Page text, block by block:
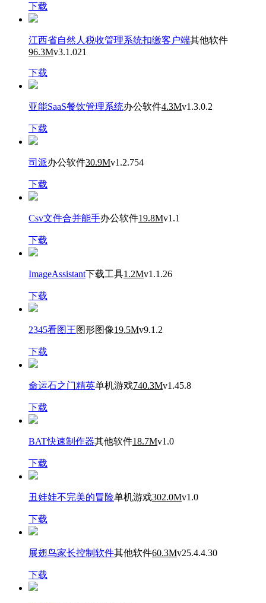
下载
江西省自然人税收管理系统扣缴客户端其他软件
96.3Mv3.1.021
下载
亚能SaaS餐饮管理系统办公软件4.3Mv1.3.0.2
下载
司派办公软件30.9Mv1.2.754
下载
Csv文件合并能手办公软件19.8Mv1.1
下载
ImageAssistant下载工具1.2Mv1.1.26
下载
2345看图王图形图像19.5Mv9.1.2
下载
命运石之门精英单机游戏740.3Mv1.45.8
下载
BAT快速制作器其他软件18.7Mv1.0
下载
丑娃娃不完美的冒险单机游戏302.0Mv1.0
下载
展翅鸟家长控制软件其他软件60.3Mv25.4.4.30
下载